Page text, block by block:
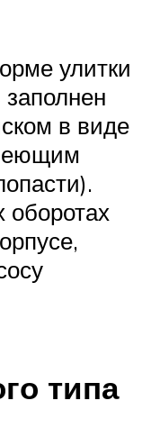
улитки
в виде
оборотах
типа